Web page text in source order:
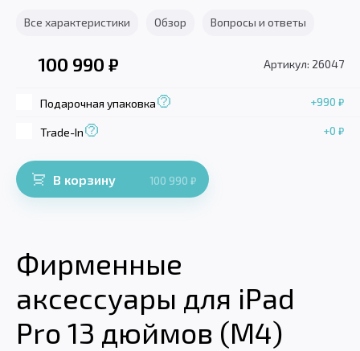
Все характеристики Обзор Вопросы и ответы
100 990 ₽ Артикул: 26047
Подарочная упаковка +990 ₽
Trade-In +0 ₽
В корзину 100 990 ₽
Фирменные
аксессуары для iPad
Pro 13 дюймов (M4)